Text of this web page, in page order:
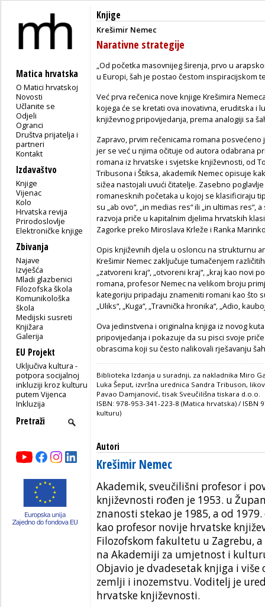
Matica hrvatska
O Matici hrvatskoj
Novosti
Učlanite se
Odjeli
Ogranci
Društva prijatelja i
partneri
Kontakt
Izdavaštvo
Knjige
Vijenac
Kolo
Hrvatska revija
Prirodoslovlje
Elektroničke knjige
Zbivanja
Najave
Izvješća
Mladi glazbenici
Filozofska škola
Komunikološka
škola
Medijski susreti
Knjižara
Galerija
EU Projekt
Uključiva kultura -
potpora socijalnoj
inkluziji kroz kulturu
putem Vijenca
Inkluzija
Knjige
Krešimir Nemec
Narativne strategije
„Od početka masovnijeg širenja, prvo u
u Europi, šah je postao čestom inspiracijskom
Već prva rečenica nove knjige Krešimira
kojega će se kretati ova inovativna, eruditska i
književnog pripovijedanja, prema analogiji sa
Zapravo, prvim rečenicama romana
jer se već u njima očituje od autora odabrana
romana iz hrvatske i svjetske književnosti, od
Tribusona i Štiksa, akademik Nemec opisuje
sižea nastojali uvući čitatelje. Zasebno
romanesknih početaka u kojoj se klasificiraju
su „ab ovo“, „in medias res“ ili „in ultimas
razvoja priče u kapitalnim djelima hrvatskih
Zagorke preko Miroslava Krleže i Ranka
Opis književnih djela u osloncu na strukturnu
Krešimir Nemec zaključuje tumačenjem
„zatvoreni kraj“, „otvoreni kraj“, „kraj kao novi
romana, profesor Nemec na velikom broju
kategoriju pripadaju znameniti romani kao što
„Uliks“, „Kuga“, „Travnička hronika“, „Adio,
Ova jedinstvena i originalna knjiga iz novog
pripovijedanja i pokazuje da su pisci svoje
obrascima koji su često nalikovali rješavanju
Biblioteka Izdanja u suradnji, za nakladnika Miro
Luka Šeput, izvršna urednica Sandra Tribuson,
Pavao Damjanović, tisak Sveučilišna tiskara d.o.o.
ISBN: 978-953-341-223-8 (Matica hrvatska) /
kulturu)
Autori
Krešimir Nemec
Akademik, sveučilišni profesor i
književnosti rođen je 1953. u
znanosti stekao je 1985, a od
kao profesor novije hrvatske
Filozofskom fakultetu u Zagrebu, a
na Akademiji za umjetnost i
Objavio je dvadesetak knjiga i
zemlji i inozemstvu. Voditelj je
hrvatske književnosti.